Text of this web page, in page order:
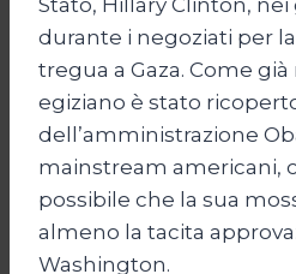
durante i negoziati per
tregua a Gaza. Come
egiziano è stato
dell’amministrazione
mainstream americani,
possibile che la sua
almeno la tacita
Washington.